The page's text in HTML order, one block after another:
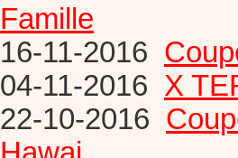
Famille
16-11-2016
04-11-2016 X
22-10-2016